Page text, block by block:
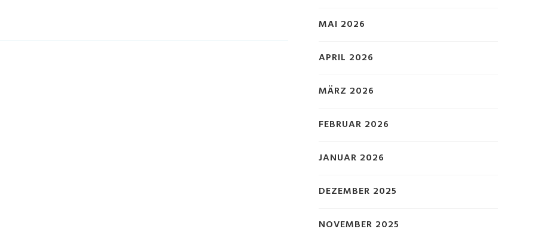
MAI 2026
APRIL 2026
MÄRZ 2026
FEBRUAR 2026
JANUAR 2026
DEZEMBER 2025
NOVEMBER 2025